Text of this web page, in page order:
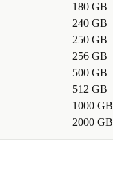
180 GB
240 GB
250 GB
256 GB
500 GB
512 GB
1000 GB
2000 GB